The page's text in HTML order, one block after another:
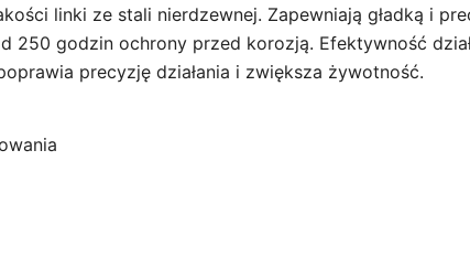
linki ze stali nierdzewnej. Zapewniają gładką i
250 godzin ochrony przed korozją. Efektywność
precyzję działania i zwiększa żywotność.